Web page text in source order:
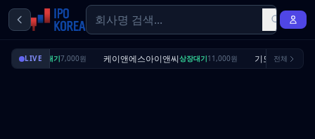
LIVE
리셔스상장대기7,000원 케이앤에스아이앤씨상장대기11,000원 기도산업 수요예
전체